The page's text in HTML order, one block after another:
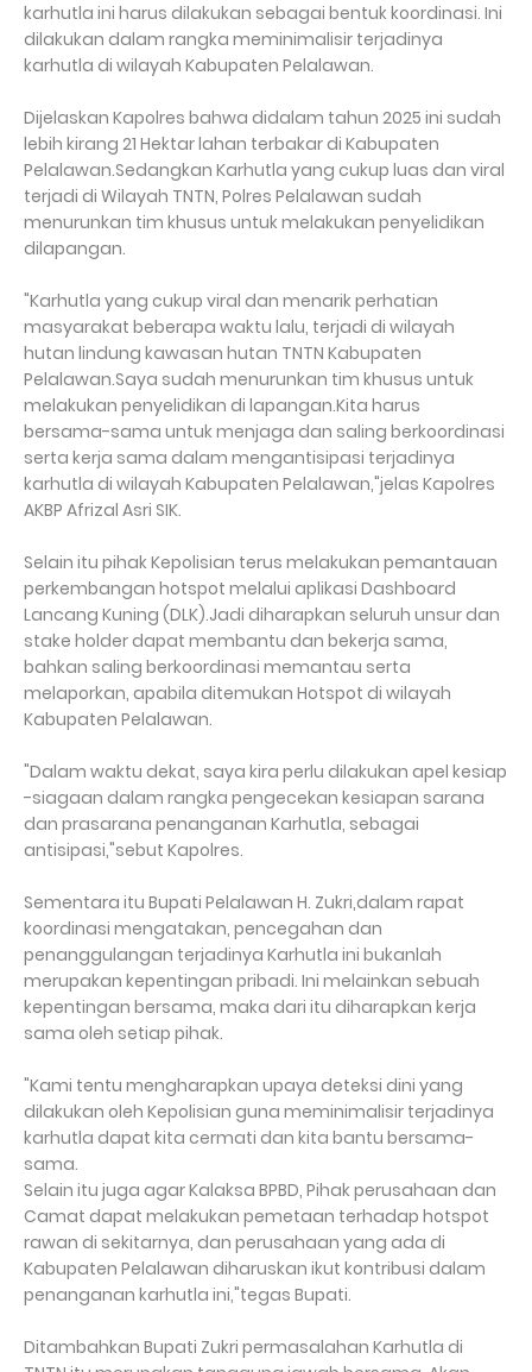
karhutla ini harus dilakukan sebagai bentuk koordinasi. Ini
dilakukan dalam rangka meminimalisir terjadinya
karhutla di wilayah Kabupaten Pelalawan.
Dijelaskan Kapolres bahwa didalam tahun 2025 ini sudah
lebih kirang 21 Hektar lahan terbakar di Kabupaten
Pelalawan.Sedangkan Karhutla yang cukup luas dan viral
terjadi di Wilayah TNTN, Polres Pelalawan sudah
menurunkan tim khusus untuk melakukan penyelidikan
dilapangan.
"Karhutla yang cukup viral dan menarik perhatian
masyarakat beberapa waktu lalu, terjadi di wilayah
hutan lindung kawasan hutan TNTN Kabupaten
Pelalawan.Saya sudah menurunkan tim khusus untuk
melakukan penyelidikan di lapangan.Kita harus
bersama-sama untuk menjaga dan saling berkoordinasi
serta kerja sama dalam mengantisipasi terjadinya
karhutla di wilayah Kabupaten Pelalawan,"jelas Kapolres
AKBP Afrizal Asri SIK.
Selain itu pihak Kepolisian terus melakukan pemantauan
perkembangan hotspot melalui aplikasi Dashboard
Lancang Kuning (DLK).Jadi diharapkan seluruh unsur dan
stake holder dapat membantu dan bekerja sama,
bahkan saling berkoordinasi memantau serta
melaporkan, apabila ditemukan Hotspot di wilayah
Kabupaten Pelalawan.
"Dalam waktu dekat, saya kira perlu dilakukan apel kesiap
-siagaan dalam rangka pengecekan kesiapan sarana
dan prasarana penanganan Karhutla, sebagai
antisipasi,"sebut Kapolres.
Sementara itu Bupati Pelalawan H. Zukri,dalam rapat
koordinasi mengatakan, pencegahan dan
penanggulangan terjadinya Karhutla ini bukanlah
merupakan kepentingan pribadi. Ini melainkan sebuah
kepentingan bersama, maka dari itu diharapkan kerja
sama oleh setiap pihak.
"Kami tentu mengharapkan upaya deteksi dini yang
dilakukan oleh Kepolisian guna meminimalisir terjadinya
karhutla dapat kita cermati dan kita bantu bersama-
sama.
Selain itu juga agar Kalaksa BPBD, Pihak perusahaan dan
Camat dapat melakukan pemetaan terhadap hotspot
rawan di sekitarnya, dan perusahaan yang ada di
Kabupaten Pelalawan diharuskan ikut kontribusi dalam
penanganan karhutla ini,"tegas Bupati.
Ditambahkan Bupati Zukri permasalahan Karhutla di